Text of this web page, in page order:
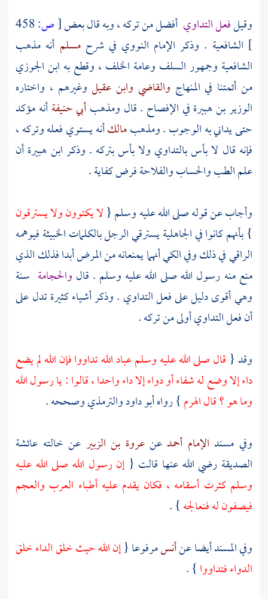
وقيلفعل التداوي أفضل من تركه ، وبه قال بعض[ص:458
] الشافعية . وذكر الإمام النووي في شرحمسلم أنه مذهب
الشافعية وجمهورالسلف وعامة الخلف ، وقطع به ابن الجوزي
من أئمتنا في المنهاج والقاضي وابن عقيل وغيرهم ، واختاره
الوزير بن هبيرةفي الإفصاح . قال ومذهبأبي حنيفةأنه مؤكد
حتى يداني به الوجوب . ومذهبمالكأنه يستوي فعله وتركه ،
فإنه قال لا بأس بالتداوي ولا بأس بتركه . وذكرابن هبيرةأن
علم الطب والحساب والفلاحة فرض كفاية .
وأجاب عن قوله صلى الله عليه وسلم {لا يكتوون ولا يسترقون
} بأنهم كانوا في الجاهلية يسترقي الرجل بالكلمات الخبيثة فيوهمه
الراقي في ذلك وفي الكي أنهما يمنعانه من المرض أبدا فذلك الذي
منع منه رسول الله صلى الله عليه وسلم . قال والحجامة سنة
وهي أقوى دليل على فعل التداوي . وذكر أشياء كثيرة تدل على
أن فعل التداوي أولى من تركه .
وقد { قال صلى الله عليه وسلم عباد الله تداووا فإن الله لم يضع
داء إلا وضع له شفاء أو دواء إلا داء واحدا ، قالوا : يا رسول الله
وما هو ؟ قال الهرم} رواهأبو داودوالترمذيوصححه .
وفي مسند الإمام أحمدعنعروة بن الزبير عن خالته عائشة
الصديقة رضي الله عنها قالت {إن رسول الله صلى الله عليه
وسلم كثرت أسقامه ، فكان يقدم عليه أطباء العرب والعجم
فيصفون له فنعالجه} .
وفي المسند أيضا عنأنسمرفوعا {إن الله حيث خلق الداء خلق
الدواء فتداووا} .